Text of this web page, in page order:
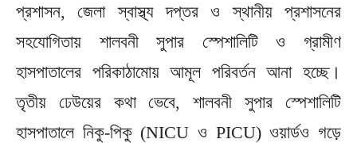
প্রশাসন, জেলা স্বাস্থ্য দপ্তর ও স্থানীয় প্রশাসনের
সহযোগিতায় শালবনী সুপার স্পেশালিটি ও গ্রামীণ
হাসপাতালের পরিকাঠামোয় আমূল পরিবর্তন আনা হচ্ছে।
তৃতীয় ঢেউয়ের কথা ভেবে, শালবনী সুপার স্পেশালিটি
হাসপাতালে নিকু-পিকু (NICU ও PICU) ওয়ার্ডও গড়ে